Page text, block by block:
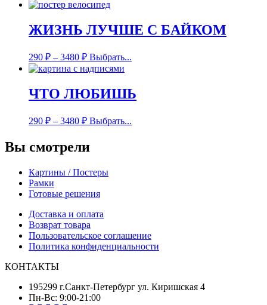
ЖИЗНЬ ЛУЧШЕ С БАЙКОМ
290 ₽ – 3480 ₽ Выбрать...
ЧТО ЛЮБИШЬ
290 ₽ – 3480 ₽ Выбрать...
Вы смотрели
Картины / Постеры
Рамки
Готовые решения
Доставка и оплата
Возврат товара
Пользовательское соглашение
Политика конфиденциальности
КОНТАКТЫ
195299 г.Санкт-Петербург ул. Киришская 4
Пн-Вс: 9:00-21:00